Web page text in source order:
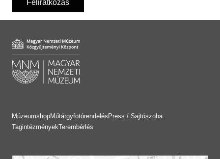
Feliratkozás
MúzeumshopMűtárgyfotórendelés Press / Sajtószoba
TagintézményekTerembérlés